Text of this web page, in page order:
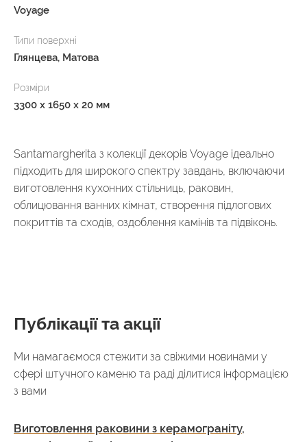
Voyage
Типи поверхні
Глянцева, Матова
Розміри
3300 x 1650 x 20 мм
Santamargherita з колекції декорів Voyage ідеально
підходить для широкого спектру завдань, включаючи
виготовлення кухонних стільниць, раковин,
облицювання ванних кімнат, створення підлогових
покриттів та сходів, оздоблення камінів та підвіконь.
Публікації та акції
Ми намагаємося стежити за свіжими новинами у
сфері штучного каменю та раді ділитися інформацією
з вами
Виготовлення раковини з керамограніту,